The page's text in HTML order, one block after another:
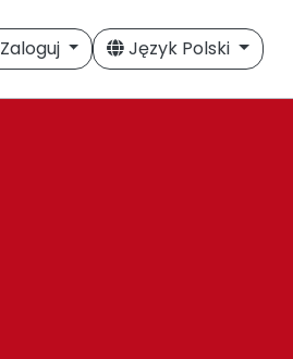
Zaloguj Język Polski